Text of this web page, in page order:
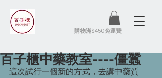
​購物滿$450免運費
百子櫃中藥教室----僵蠶
這次試行一個新的方式，去講中藥質